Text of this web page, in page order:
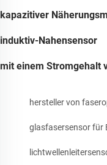
kapazitiver
induktiv-Nahensensor
mit einem Stromgehalt
hersteller von
glasfasersensor für